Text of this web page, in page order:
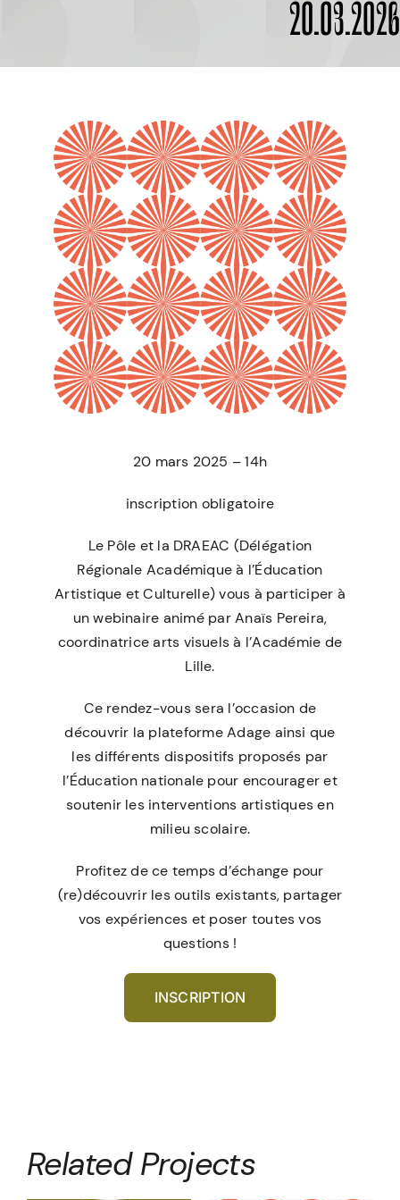
20.03.2026
20 mars 2025 – 14h
inscription obligatoire
Le Pôle et la DRAEAC (Délégation
Régionale Académique à l’Éducation
Artistique et Culturelle) vous à participer à
un webinaire animé par Anaïs Pereira,
coordinatrice arts visuels à l’Académie de
Lille.
Ce rendez-vous sera l’occasion de
découvrir la plateforme Adage ainsi que
les différents dispositifs proposés par
l’Éducation nationale pour encourager et
soutenir les interventions artistiques en
milieu scolaire.
Profitez de ce temps d’échange pour
(re)découvrir les outils existants, partager
vos expériences et poser toutes vos
questions !
INSCRIPTION
Related Projects